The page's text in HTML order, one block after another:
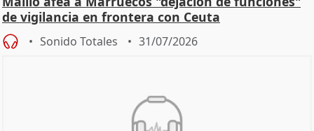
de vigilancia en frontera con Ceuta
Sonido Totales 31/07/2026